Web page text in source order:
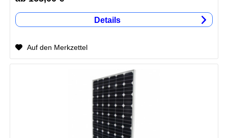
Details
Auf den Merkzettel